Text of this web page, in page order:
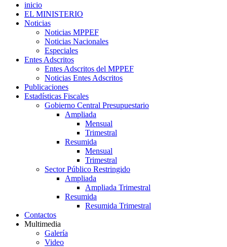
inicio
EL MINISTERIO
Noticias
Noticias MPPEF
Noticias Nacionales
Especiales
Entes Adscritos
Entes Adscritos del MPPEF
Noticias Entes Adscritos
Publicaciones
Estadísticas Fiscales
Gobierno Central Presupuestario
Ampliada
Mensual
Trimestral
Resumida
Mensual
Trimestral
Sector Público Restringido
Ampliada
Ampliada Trimestral
Resumida
Resumida Trimestral
Contactos
Multimedia
Galería
Video